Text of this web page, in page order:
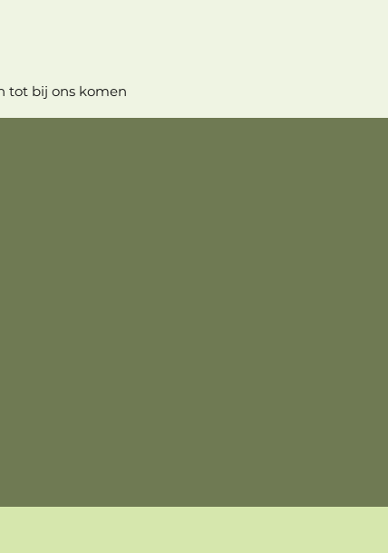
tot bij ons komen